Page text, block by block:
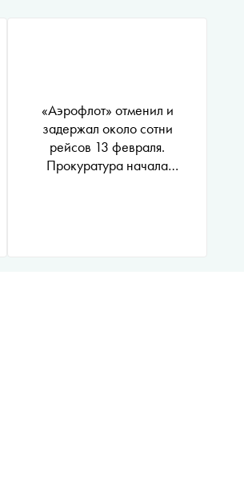
«Аэрофлот» отменил и
задержал около сотни
рейсов 13 февраля.
Прокуратура начала